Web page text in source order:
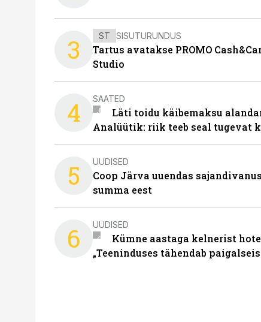
3 ST SISUTURUNDUS
Tartus avatakse PROMO
Studio
4 SAATED
Läti toidu käibemaksu
Analüütik: riik teeb seal tugevat
5 UUDISED
Coop Järva uuendas
summa eest
6 UUDISED
Kümne aastaga kelnerist
„Teeninduses tähendab